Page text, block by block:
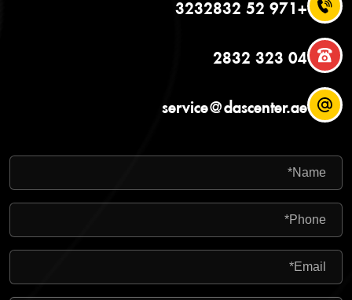
+971 52 3232832
04 323 2832
service@dascenter.ae